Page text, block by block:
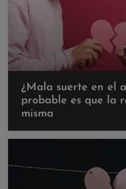
¿Mala suerte en el
probable es que la
misma